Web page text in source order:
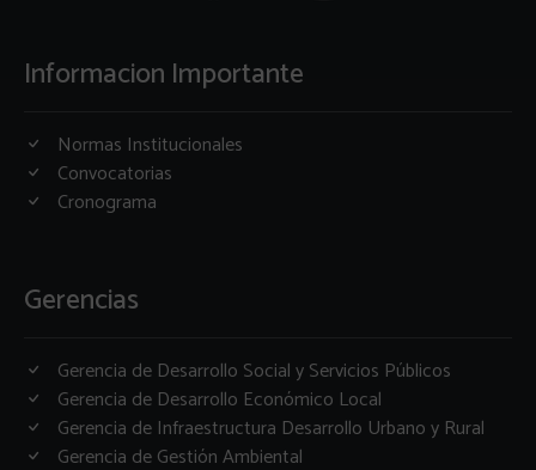
Informacion Importante
Normas Institucionales
Convocatorias
Cronograma
Gerencias
Gerencia de Desarrollo Social y Servicios Públicos
Gerencia de Desarrollo Económico Local
Gerencia de Infraestructura Desarrollo Urbano y Rural
Gerencia de Gestión Ambiental